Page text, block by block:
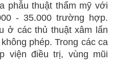
phẫu thuật thẩm mỹ với
- 35.000 trường hợp.
ở các thủ thuật xâm lấn
phép. Trong các ca
viện điều trị, vùng mũi